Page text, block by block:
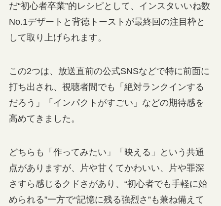
だ“初心者卒業”的レシピとして、インスタいいね数
No.1デザートと背徳トーストが最終回の注目枠と
して取り上げられます。
この2つは、放送直前の公式SNSなどで特に前面に
打ち出され、視聴者間でも「絶対ランクインする
だろう」「インパクトがすごい」などの期待感を
高めてきました。
どちらも「作ってみたい」「映える」という共通
点がありますが、片や甘くてかわいい、片や罪深
さすら感じるクドさがあり、“初心者でも手軽に始
められる”一方で“記憶に残る強烈さ”も兼ね備えて